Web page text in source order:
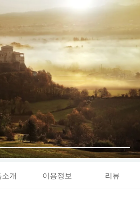
개 이용정보 리뷰